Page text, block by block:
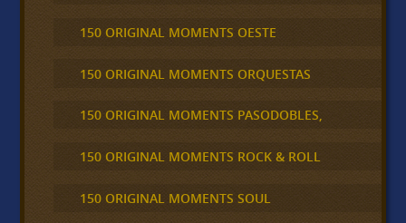
150 ORIGINAL MOMENTS OESTE
150 ORIGINAL MOMENTS ORQUESTAS
150 ORIGINAL MOMENTS PASODOBLES,
150 ORIGINAL MOMENTS ROCK & ROLL
150 ORIGINAL MOMENTS SOUL